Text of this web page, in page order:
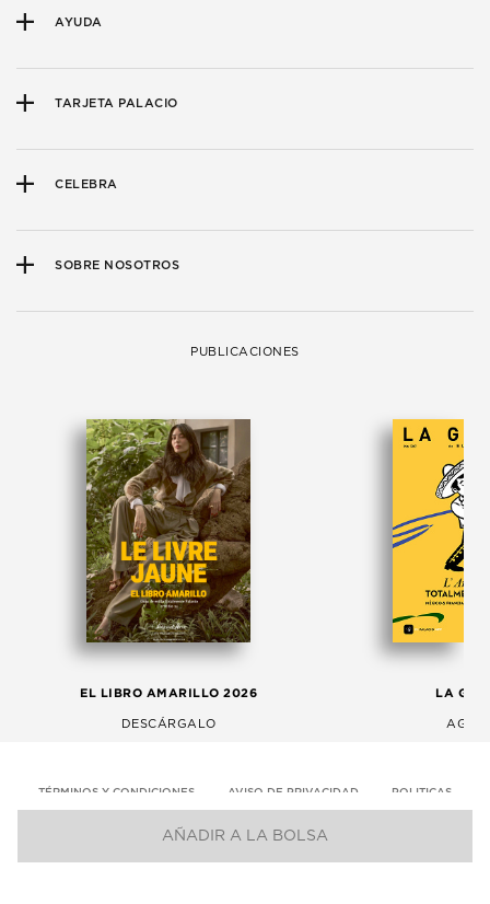
AÑADIR A LA BOLSA
AYUDA
TARJETA PALACIO
CELEBRA
SOBRE NOSOTROS
PUBLICACIONES
EL LIBRO AMARILLO 2026
DESCÁRGALO
LA
TÉRMINOS Y CONDICIONES AVISO DE PRIVACIDAD POLITICAS